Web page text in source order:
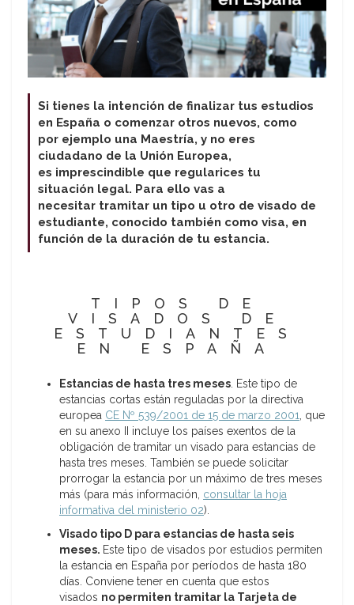
Si tienes la intención de finalizar tus estudios
en España o comenzar otros nuevos, como
por ejemplo una Maestría, y no eres
ciudadano de la Unión Europea,
es imprescindible que regularices tu
situación legal. Para ello vas a
necesitar tramitar un tipo u otro de visado de
estudiante, conocido también como visa, en
función de la duración de tu estancia.
TIPOS DE
VISADOS DE
ESTUDIANTES
EN ESPAÑA
Estancias de hasta tres meses. Este tipo de
estancias cortas están reguladas por la directiva
europea CE Nº 539/2001 de 15 de marzo 2001, que
en su anexo II incluye los países exentos de la
obligación de tramitar un visado para estancias de
hasta tres meses. También se puede solicitar
prorrogar la estancia por un máximo de tres meses
más (para más información, consultar la hoja
informativa del ministerio 02).
Visado tipo D para estancias de hasta seis
meses. Este tipo de visados por estudios permiten
la estancia en España por períodos de hasta 180
días. Conviene tener en cuenta que estos
visados no permiten tramitar la Tarjeta de